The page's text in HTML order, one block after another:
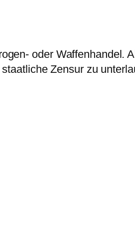
oder Waffenhandel.
Zensur zu